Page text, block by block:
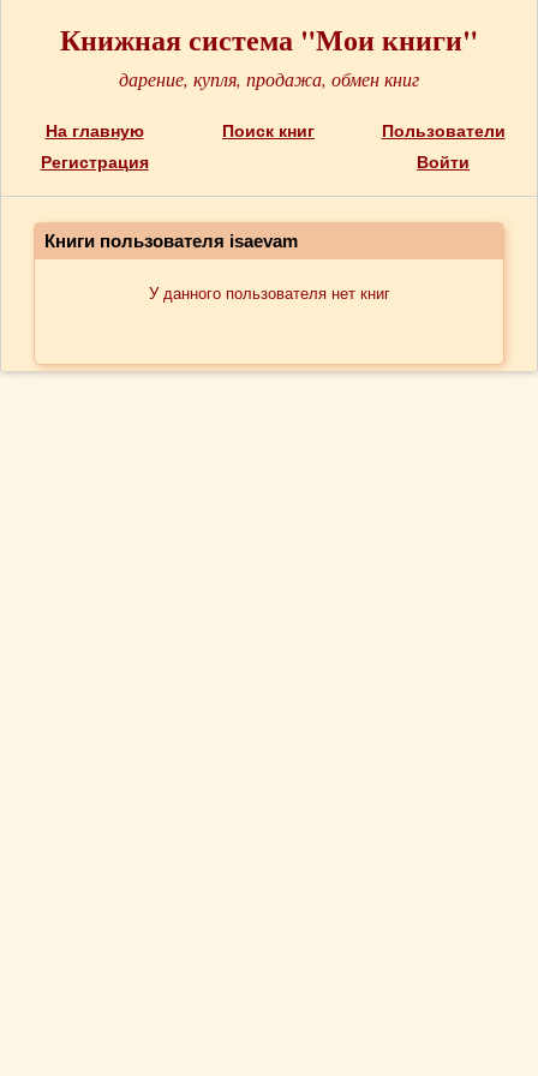
Книжная система "Мои книги"
дарение, купля, продажа, обмен книг
На главную Поиск книг
Пользователи
Регистрация
Войти
Книги пользователя isaevam
У данного пользователя нет книг